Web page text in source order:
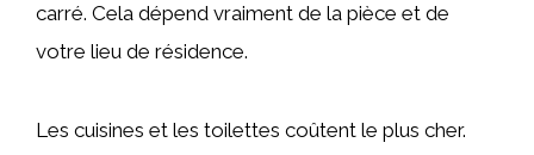
carré. Cela dépend vraiment de la pièce et de
votre lieu de résidence.
Les cuisines et les toilettes coûtent le plus cher.